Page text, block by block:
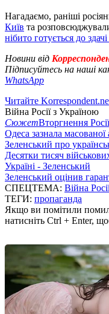
Нагадаємо, раніші
Київ та
нібито готується до
Новини від
Підписуйтесь на наші
WhatsApp
Читайте
Війна Росії з Україною
СюжетВторгнення
Одеса зазнала масованої
Зеленський про
Десятки тисяч
Україні - Зеленський
Зеленський оцінив
СПЕЦТЕМА: Війна
ТЕГИ: пропаганда
Якщо ви помітили
натисніть Ctrl + Enter,